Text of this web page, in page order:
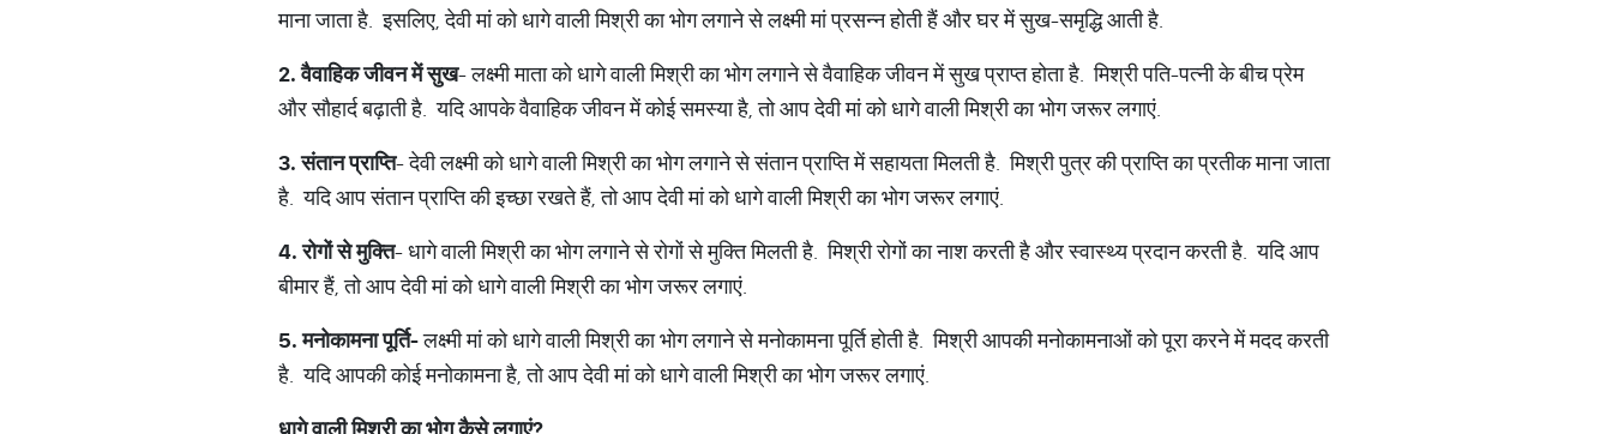
माना जाता है. इसलिए, देवी मां को धागे वाली मिश्री का भोग लगाने से लक्ष्मी मां प्रसन्न होती हैं और घर में सुख-समृद्धि आती है.
2.वैवाहिकजीवनमेंसुख- लक्ष्मी माता को धागे वाली मिश्री का भोग लगाने से वैवाहिक जीवन में सुख प्राप्त होता है. मिश्री पति-पत्नी के बीच प्रेम
और सौहार्द बढ़ाती है. यदि आपके वैवाहिक जीवन में कोई समस्या है, तो आप देवी मां को धागे वाली मिश्री का भोग जरूर लगाएं.
3.संतानप्राप्ति- देवी लक्ष्मी को धागे वाली मिश्री का भोग लगाने से संतान प्राप्ति में सहायता मिलती है. मिश्री पुत्र की प्राप्ति का प्रतीक माना जाता
है. यदि आप संतान प्राप्ति की इच्छा रखते हैं, तो आप देवी मां को धागे वाली मिश्री का भोग जरूर लगाएं.
4.रोगोंसेमुक्ति- धागे वाली मिश्री का भोग लगाने से रोगों से मुक्ति मिलती है. मिश्री रोगों का नाश करती है और स्वास्थ्य प्रदान करती है. यदि आप
बीमार हैं, तो आप देवी मां को धागे वाली मिश्री का भोग जरूर लगाएं.
5.मनोकामनापूर्ति-लक्ष्मी मां को धागे वाली मिश्री का भोग लगाने से मनोकामना पूर्ति होती है. मिश्री आपकी मनोकामनाओं को पूरा करने में मदद करती
है. यदि आपकी कोई मनोकामना है, तो आप देवी मां को धागे वाली मिश्री का भोग जरूर लगाएं.